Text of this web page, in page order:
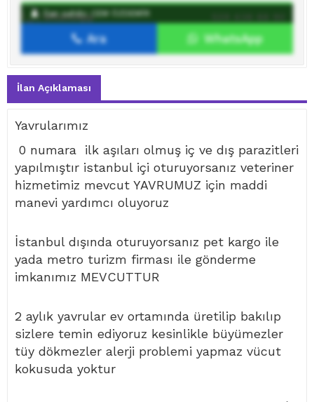
WhatsApp
İlan sahibine mesaj gönder
İlan sahibi: CEM ÖZDEMİR
Ara WhatsApp
İlan Açıklaması
Yavrularımız
0 numara ilk aşıları olmuş iç ve dış parazitleri
yapılmıştır istanbul içi oturuyorsanız veteriner
hizmetimiz mevcut YAVRUMUZ için maddi
manevi yardımcı oluyoruz
İstanbul dışında oturuyorsanız pet kargo ile
yada metro turizm firması ile gönderme
imkanımız MEVCUTTUR
2 aylık yavrular ev ortamında üretilip bakılıp
sizlere temin ediyoruz kesinlikle büyümezler
tüy dökmezler alerji problemi yapmaz vücut
kokusuda yoktur